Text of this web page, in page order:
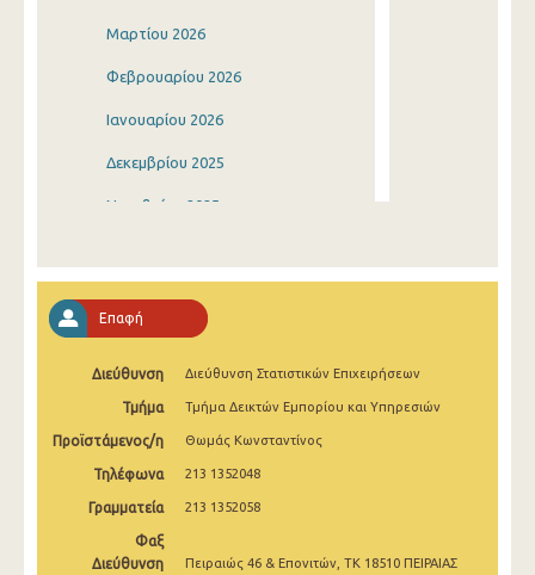
Μαρτίου 2026
Φεβρουαρίου 2026
Ιανουαρίου 2026
Δεκεμβρίου 2025
Νοεμβρίου 2025
Αυγούστου 2025
Ιουλίου 2025
Ιουνίου 2025
Μαΐου 2025
Απριλίου 2025
Μαρτίου 2025
Επαφή
Διεύθυνση Διεύθυνση Στατιστικών Επιχειρήσεων
Τμήμα Τμήμα Δεικτών Εμπορίου και Υπηρεσιών
Προϊστάμενος/η Θωμάς Κωνσταντίνος
Τηλέφωνα 213 1352048
Γραμματεία 213 1352058
Φαξ
Διεύθυνση
Πειραιώς 46 & Επονιτών, ΤΚ 18510 ΠΕΙΡΑΙΑΣ